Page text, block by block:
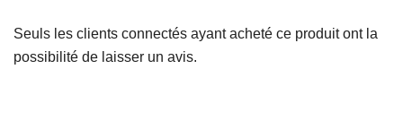
Seuls les clients connectés ayant acheté ce produit ont la
possibilité de laisser un avis.